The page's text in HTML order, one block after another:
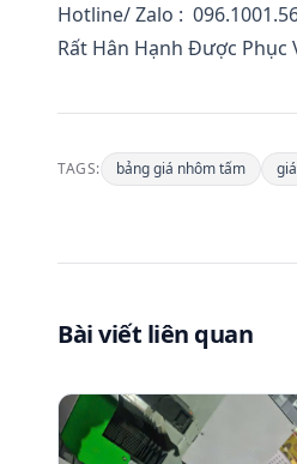
Hotline/ Zalo :
Rất Hân Hạnh Được Phục
TAGS: bảng giá nhôm tấm
Bài viết liên quan